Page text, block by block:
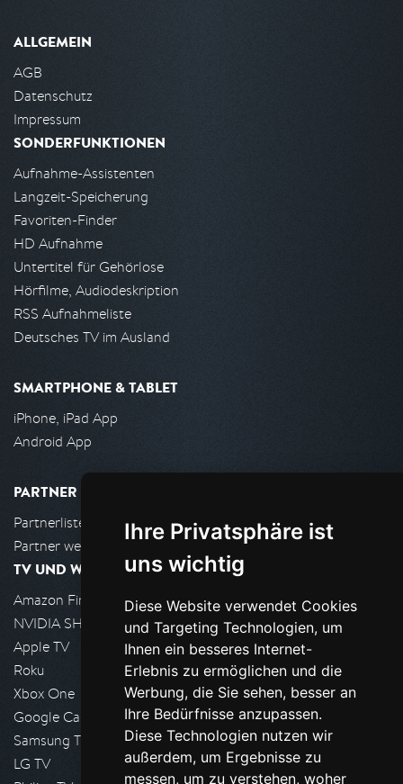
Ihre Privatsphäre ist
uns wichtig
Diese Website verwendet Cookies
und Targeting Technologien, um
Ihnen ein besseres Internet-
Erlebnis zu ermöglichen und die
Werbung, die Sie sehen, besser an
Ihre Bedürfnisse anzupassen.
Diese Technologien nutzen wir
außerdem, um Ergebnisse zu
messen, um zu verstehen, woher
ALLGEMEIN
AGB
Datenschutz
Impressum
SONDERFUNKTIONEN
Aufnahme-Assistenten
Langzeit-Speicherung
Favoriten-Finder
HD Aufnahme
Untertitel für Gehörlose
Hörfilme, Audiodeskription
RSS Aufnahmeliste
Deutsches TV im Ausland
SMARTPHONE & TABLET
iPhone, iPad App
Android App
PARTNER
Partnerliste
Partner werden
TV UND WOHNZIMMER
Amazon FireTV
NVIDIA SHIELD, Google TV
Apple TV
Roku
Xbox One
Google Cast
Samsung TV
LG TV